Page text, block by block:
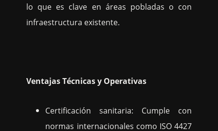
lo que es clave en áreas pobladas o con
infraestructura existente.
Ventajas Técnicas y Operativas
Certificación sanitaria: Cumple con
normas internacionales como ISO 4427